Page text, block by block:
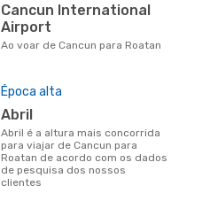
Cancun International
Airport
Ao voar de Cancun para Roatan
Época alta
abril
abril é a altura mais concorrida
para viajar de Cancun para
Roatan de acordo com os dados
de pesquisa dos nossos
clientes